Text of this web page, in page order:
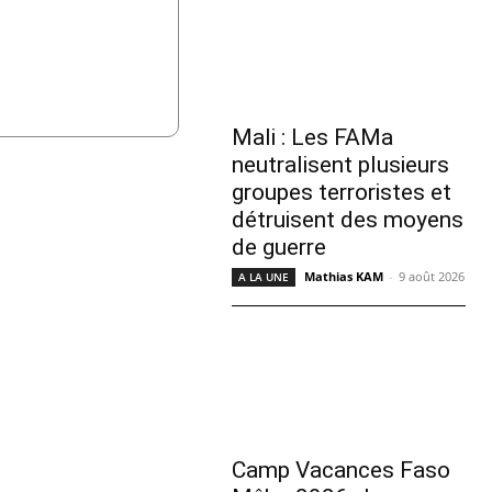
Mali : Les FAMa
neutralisent plusieurs
groupes terroristes et
détruisent des moyens
de guerre
A LA UNE Mathias KAM - 9 août 2026
Camp Vacances Faso